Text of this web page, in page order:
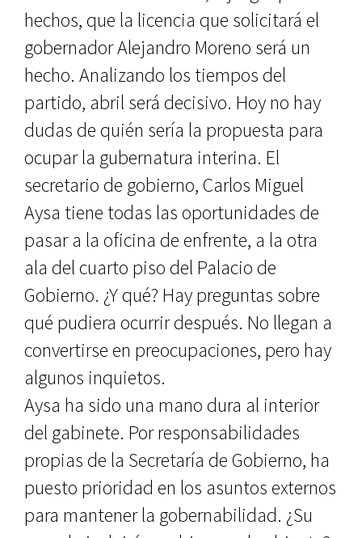
hechos, que la licencia que solicitará el
gobernador Alejandro Moreno será un
hecho. Analizando los tiempos del
partido, abril será decisivo. Hoy no hay
dudas de quién sería la propuesta para
ocupar la gubernatura interina. El
secretario de gobierno, Carlos Miguel
Aysa tiene todas las oportunidades de
pasar a la oficina de enfrente, a la otra
ala del cuarto piso del Palacio de
Gobierno. ¿Y qué? Hay preguntas sobre
qué pudiera ocurrir después. No llegan a
convertirse en preocupaciones, pero hay
algunos inquietos.
Aysa ha sido una mano dura al interior
del gabinete. Por responsabilidades
propias de la Secretaría de Gobierno, ha
puesto prioridad en los asuntos externos
para mantener la gobernabilidad. ¿Su